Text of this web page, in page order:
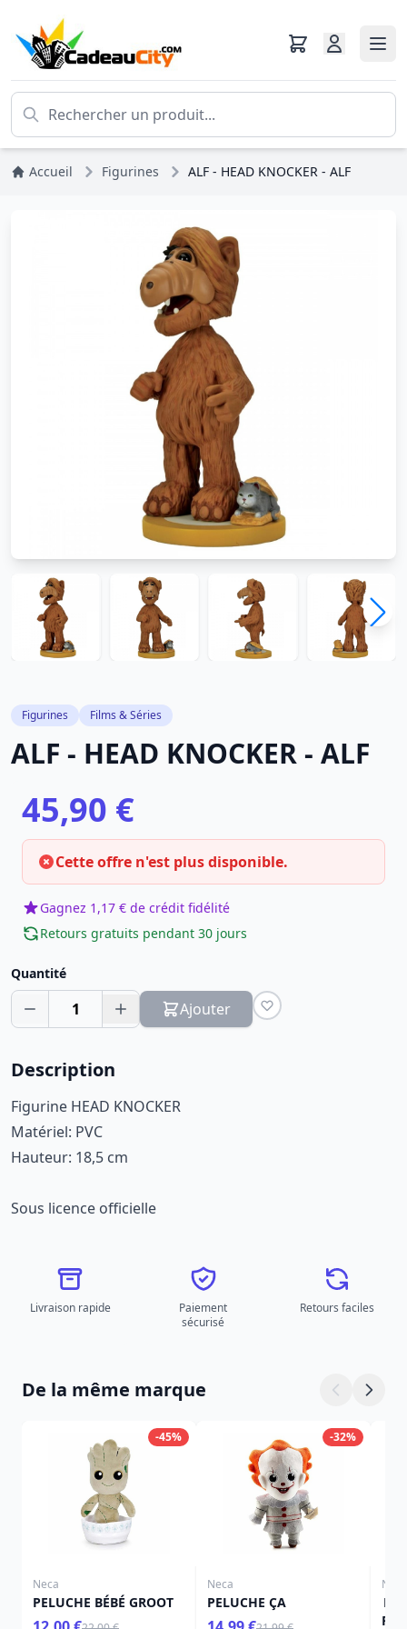
Accueil Figurines ALF - HEAD KNOCKER - ALF
Figurines Films & Séries
ALF - HEAD KNOCKER - ALF
45,90 €
Cette offre n'est plus disponible.
Gagnez 1,17 € de crédit fidélité
Retours gratuits pendant 30 jours
Quantité
1 Ajouter
Description
Figurine HEAD KNOCKER
Matériel: PVC
Hauteur: 18,5 cm
Sous licence officielle
Livraison rapide
Paiement
sécurisé
Retours faciles
De la même marque
-45%
Neca
PELUCHE BÉBÉ GROOT
-32%
Neca
PELUCHE ÇA
Neca